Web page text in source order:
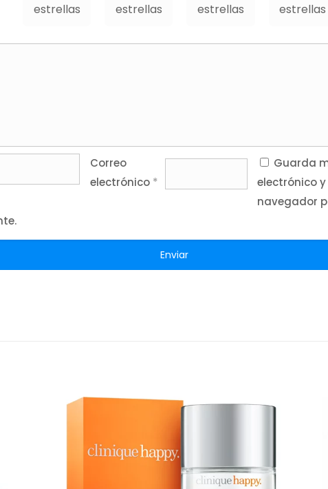
estrellas
estrellas
estrellas
estrellas
Correo
electrónico *
Guarda
electrónico
navegador